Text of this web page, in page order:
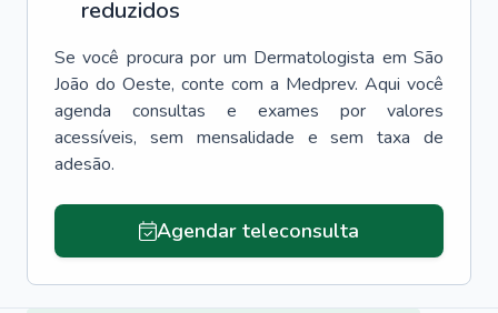
reduzidos
Se você procura por um Dermatologista em São
João do Oeste, conte com a Medprev. Aqui você
agenda consultas e exames por valores
acessíveis, sem mensalidade e sem taxa de
adesão.
Agendar teleconsulta